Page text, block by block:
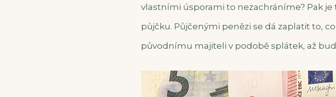
vlastními úsporami to nezachráníme? Pak je
půjčku. Půjčenými penězi se dá zaplatit to,
původnímu majiteli v podobě splátek, až